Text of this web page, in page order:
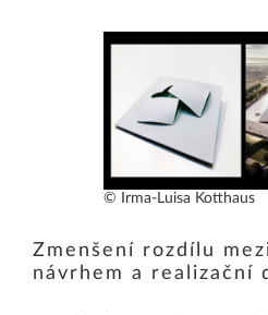
© Irma-Luisa Kotthaus
Zmenšení rozdílu
návrhem a realizační